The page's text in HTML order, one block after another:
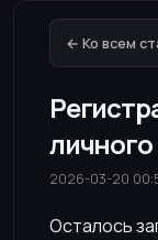
← Ко всем
2026-03-20
Осталось